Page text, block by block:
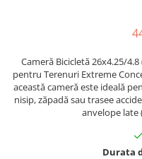
Cameră Bicicletă 26x4.25/4.8
pentru Terenuri Extreme
această cameră este ideală
nisip, zăpadă sau trasee
anvelope late
Durata